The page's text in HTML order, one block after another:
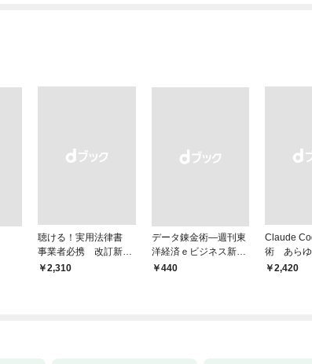
聴ける！実用法律書
事業者必携 改訂新
版 中小企業のための
￥2,310
データ錬金術―週刊東
洋経済ｅビジネス新書
Ｎo.493
￥440
Claude
術 あらゆ
速化する
￥2,420